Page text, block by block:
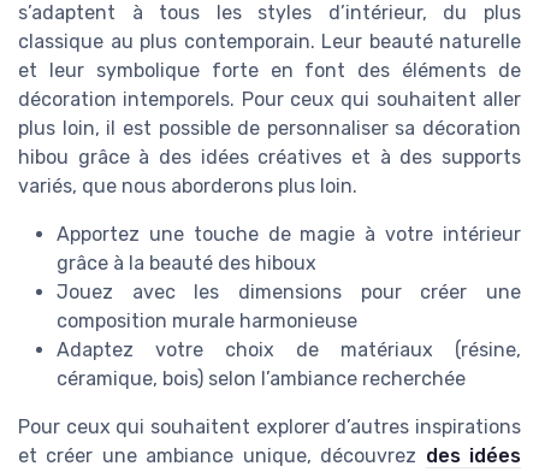
s’adaptent à tous les styles d’intérieur, du plus
classique au plus contemporain. Leur beauté naturelle
et leur symbolique forte en font des éléments de
décoration intemporels. Pour ceux qui souhaitent aller
plus loin, il est possible de personnaliser sa décoration
hibou grâce à des idées créatives et à des supports
variés, que nous aborderons plus loin.
Apportez une touche de magie à votre intérieur
grâce à la beauté des hiboux
Jouez avec les dimensions pour créer une
composition murale harmonieuse
Adaptez votre choix de matériaux (résine,
céramique, bois) selon l’ambiance recherchée
Pour ceux qui souhaitent explorer d’autres inspirations
et créer une ambiance unique, découvrez des idées